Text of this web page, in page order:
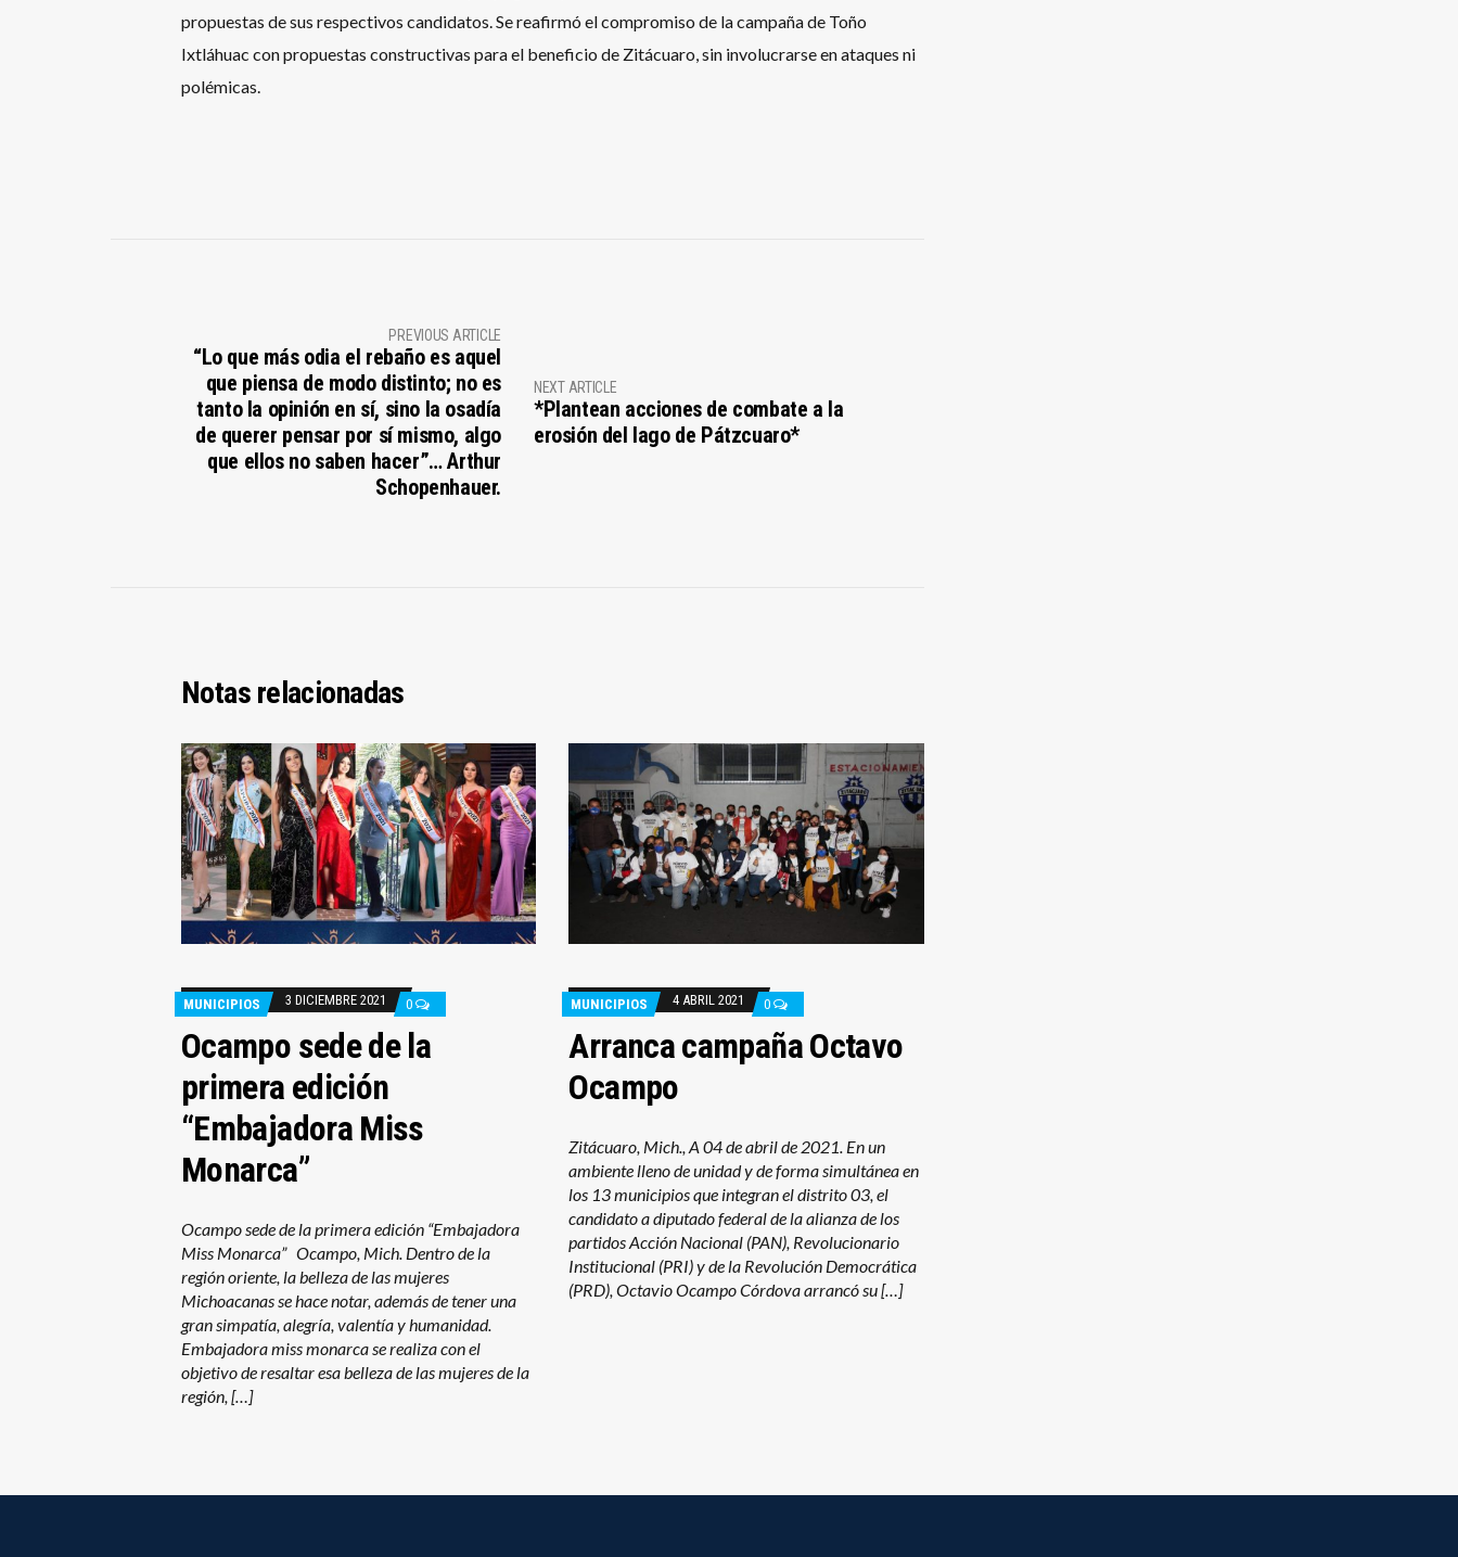
propuestas de sus respectivos candidatos. Se reafirmó el compromiso de la campaña de Toño
Ixtláhuac con propuestas constructivas para el beneficio de Zitácuaro, sin involucrarse en ataques ni
polémicas.
PREVIOUS ARTICLE
“Lo que más odia el rebaño es aquel
que piensa de modo distinto; no es
tanto la opinión en sí, sino la osadía
de querer pensar por sí mismo, algo
que ellos no saben hacer”… Arthur
Schopenhauer.
NEXT ARTICLE
*Plantean acciones de combate a la
erosión del lago de Pátzcuaro*
Notas relacionadas
MUNICIPIOS 3 DICIEMBRE 2021 0
Ocampo sede de la
primera edición
“Embajadora Miss
Monarca”
Ocampo sede de la primera edición “Embajadora
Miss Monarca” Ocampo, Mich. Dentro de la
región oriente, la belleza de las mujeres
Michoacanas se hace notar, además de tener una
gran simpatía, alegría, valentía y humanidad.
Embajadora miss monarca se realiza con el
objetivo de resaltar esa belleza de las mujeres de la
región, […]
MUNICIPIOS 4 ABRIL 2021 0
Arranca campaña Octavo
Ocampo
Zitácuaro, Mich., A 04 de abril de 2021. En un
ambiente lleno de unidad y de forma simultánea en
los 13 municipios que integran el distrito 03, el
candidato a diputado federal de la alianza de los
partidos Acción Nacional (PAN), Revolucionario
Institucional (PRI) y de la Revolución Democrática
(PRD), Octavio Ocampo Córdova arrancó su […]